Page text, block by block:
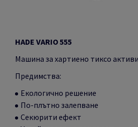
HADE VARIO 555
Машина за хартиено тиксо
Предимства:
Екологично решение
По-плътно залепване
Секюрити ефект